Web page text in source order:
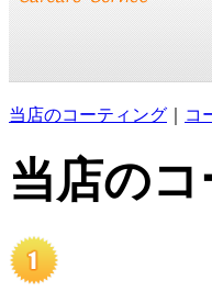
当店のコーティング コ
当店の